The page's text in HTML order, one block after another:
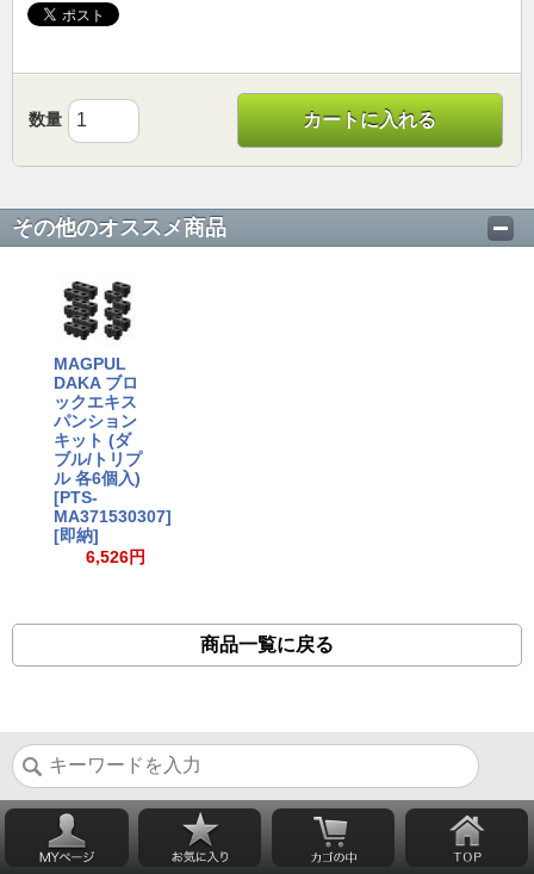
数量 カートに入れる
その他のオススメ商品
MAGPUL
DAKA ブロ
ックエキス
パンション
キット (ダ
ブル/トリプ
ル 各6個入)
[PTS-
MA371530307]
[即納]
6,526円
商品一覧に戻る